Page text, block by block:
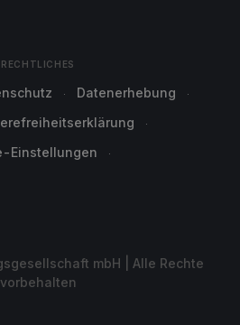
RECHTLICHES
Datenerhebung
Einstellungen
mbH | Alle Rechte
vorbehalten